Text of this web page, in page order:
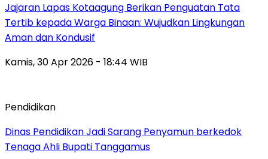
Jajaran Lapas Kotaagung Berikan Penguatan Tata
Tertib kepada Warga Binaan: Wujudkan Lingkungan
Aman dan Kondusif
Kamis, 30 Apr 2026 - 18:44 WIB
Pendidikan
Dinas Pendidikan Jadi Sarang Penyamun berkedok
Tenaga Ahli Bupati Tanggamus